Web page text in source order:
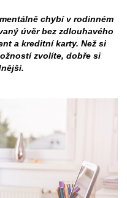
chybí v rodinném
úvěr bez zdlouhavého
a kreditní karty. Než si
zvolíte, dobře si